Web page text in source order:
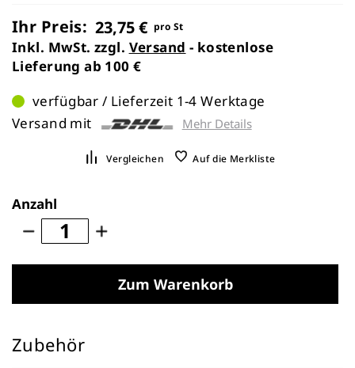
Ihr Preis: 23,75 € pro St
Inkl. MwSt. zzgl. Versand - kostenlose
Lieferung ab 100 €
verfügbar / Lieferzeit 1-4 Werktage
Versand mit
Mehr Details
Vergleichen Auf die Merkliste
Anzahl
Zum Warenkorb
Zubehör